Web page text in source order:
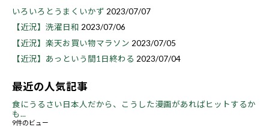
いろいろとうまくいかず 2023/07/07
【近況】洗濯日和 2023/07/06
【近況】楽天お買い物マラソン 2023/07/05
【近況】あっという間1日終わる 2023/07/04
最近の人気記事
食にうるさい日本人だから、こうした漫画があればヒットするか
も...
9件のビュー